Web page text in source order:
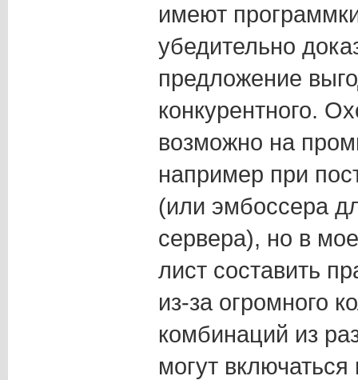
имеют
убедительно
предложение
конкурентного.
возможно на
например при
(или эмбоссера
сервера), но в
лист составить
из-за огромного
комбинаций из
могут